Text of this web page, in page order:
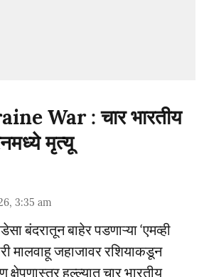
War : चार भारतीय
मृत्यू
3:35 am
बंदरातून बाहेर पडणाऱ्या ‘एमव्ही
मालवाहू जहाजावर रशियाकडून
हल्ल्यात चार भारतीय